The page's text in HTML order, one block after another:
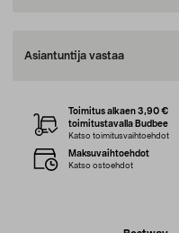
Asiantuntija vastaa
Toimitus alkaen 3,90 €
toimitustavalla Budbee
Katso toimitusvaihtoehdot
Maksuvaihtoehdot
Katso ostoehdot